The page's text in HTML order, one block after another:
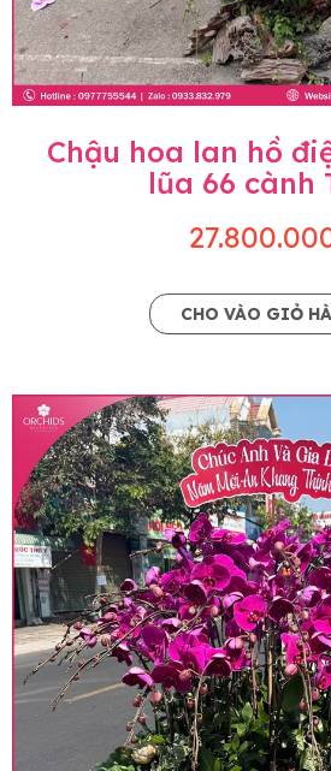
Chậu hoa lan hồ
lũa 66 cành
CHO VÀO GIỎ